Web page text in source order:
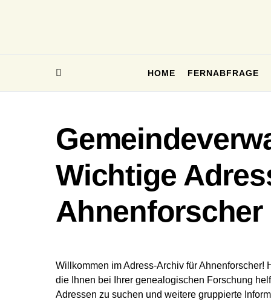
HOME FERNABFRAGE
Wichtige
Ahnenforscher
Willkommen im Adress-Archiv für
die Ihnen bei Ihrer genealogischen Forschung
Adressen zu suchen und weitere gruppierte